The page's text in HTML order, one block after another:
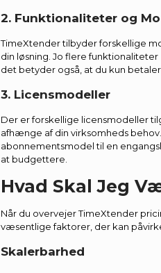
2. Funktionaliteter og
TimeXtender tilbyder forskellige
din løsning. Jo flere
det betyder også, at du kun
3. Licensmodeller
Der er forskellige licensmodeller
afhænge af din virksomheds
abonnementsmodel til en
at budgettere.
Hvad Skal Jeg
Når du overvejer TimeXtender
væsentlige faktorer, der kan
Skalerbarhed